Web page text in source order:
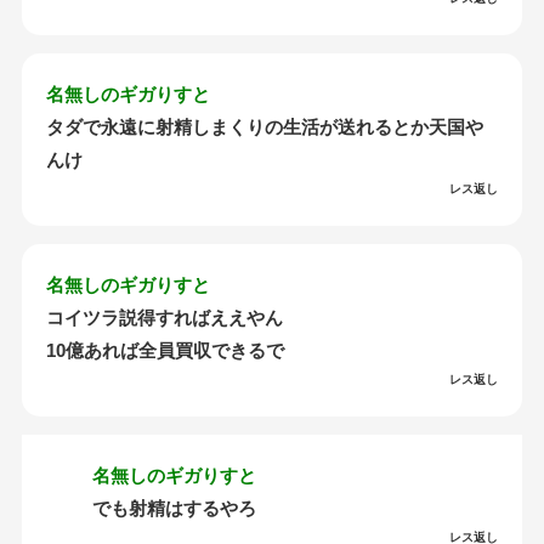
名無しのギガりすと
タダで永遠に射精しまくりの生活が送れるとか天国や
んけ
レス返し
名無しのギガりすと
コイツラ説得すればええやん
10億あれば全員買収できるで
レス返し
名無しのギガりすと
でも射精はするやろ
レス返し